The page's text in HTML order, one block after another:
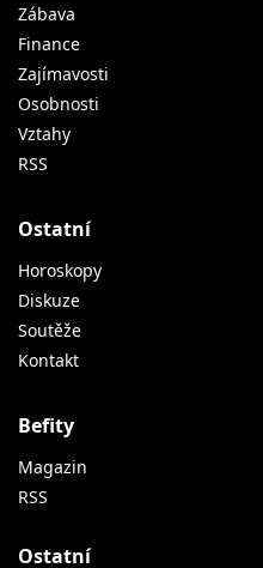
Zábava
Finance
Zajímavosti
Osobnosti
Vztahy
RSS
Ostatní
Horoskopy
Diskuze
Soutěže
Kontakt
Befity
Magazin
RSS
Ostatní